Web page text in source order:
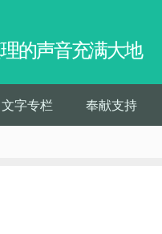
的声音充满大地
文字专栏 奉献支持